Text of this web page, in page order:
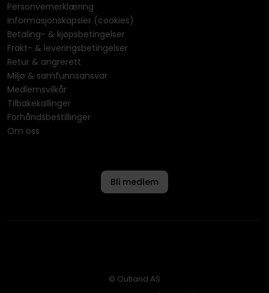
Personvernerklæring
Informasjonskapsler (cookies)
Betaling- & kjøpsbetingelser
Frakt- & leveringsbetingelser
Retur & angrerett
Miljø & samfunnsansvar
Medlemsvilkår
Tilbakekallinger
Forhåndsbestillinger
Om oss
Bli medlem
© Outland AS